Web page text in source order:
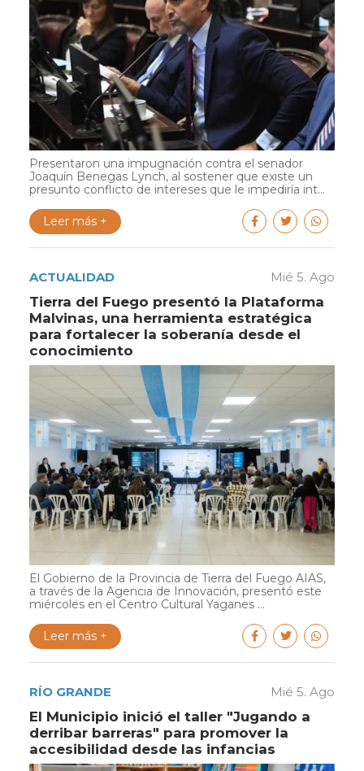
Presentaron una impugnación contra el senador
Joaquín Benegas Lynch, al sostener que existe un
presunto conflicto de intereses que le impediría int...
Leer más +
ACTUALIDAD Mié 5. Ago
Tierra del Fuego presentó la Plataforma
Malvinas, una herramienta estratégica
para fortalecer la soberanía desde el
conocimiento
El Gobierno de la Provincia de Tierra del Fuego AIAS,
a través de la Agencia de Innovación, presentó este
miércoles en el Centro Cultural Yaganes ...
Leer más +
RÍO GRANDE Mié 5. Ago
El Municipio inició el taller "Jugando a
derribar barreras" para promover la
accesibilidad desde las infancias